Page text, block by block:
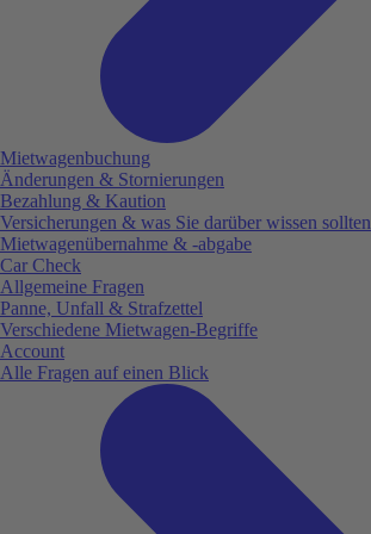
Mietwagenbuchung
Änderungen & Stornierungen
Bezahlung & Kaution
Versicherungen & was Sie darüber wissen sollten
Mietwagenübernahme & -abgabe
Car Check
Allgemeine Fragen
Panne, Unfall & Strafzettel
Verschiedene Mietwagen-Begriffe
Account
Alle Fragen auf einen Blick